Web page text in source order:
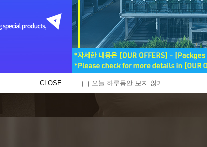
WELCOME TO NINE TREE BY
호텔 전문기업 파르나스호텔(주)가 선보이는 비즈니스
대하지 못한 곳에서 세심한 배려를 느낄 수 있고, 여행
속에서 숨겨진 특별한 경험을 선사하는 호텔 입니다.
시내 어느 곳으로든 이동이 용이할 뿐만 아니라, 408개
CLOSE 오늘 하루동안 보지 않기